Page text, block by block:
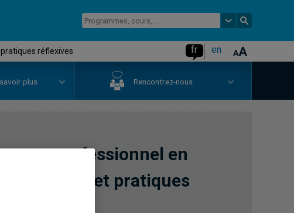
réflexives fr en
plus Rencontrez-nous
professionnel en
: identité et pratiques